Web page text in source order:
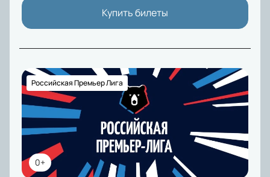
Купить билеты
0+
Российская Премьер Лига